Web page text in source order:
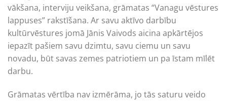
vākšana, interviju veikšana, grāmatas “Vanagu vēstures
lappuses” rakstīšana. Ar savu aktīvo darbību
kultūrvēstures jomā Jānis Vaivods aicina apkārtējos
iepazīt pašiem savu dzimtu, savu ciemu un savu
novadu, būt savas zemes patriotiem un pa īstam mīlēt
darbu.
Grāmatas vērtība nav izmērāma, jo tās saturu veido